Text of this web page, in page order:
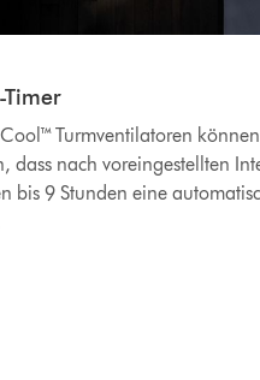
Timer
Turmventilatoren
dass nach voreingestellten
bis 9 Stunden eine